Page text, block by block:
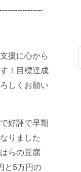
援に心から
！目標達成
しくお願い
好評で早期
りました
らの豆腐
と5万円の